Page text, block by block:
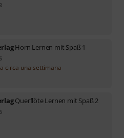
3
Horn Lernen mit Spaß 1
5
circa una settimana
Querflöte Lernen mit Spaß 2
6